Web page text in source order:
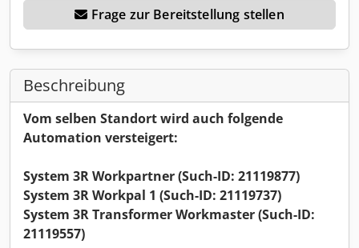
Frage zur Bereitstellung stellen
Beschreibung
Vom selben Standort wird auch folgende
Automation versteigert:
System 3R Workpartner (Such-ID: 21119877)
System 3R Workpal 1 (Such-ID: 21119737)
System 3R Transformer Workmaster (Such-ID:
21119557)